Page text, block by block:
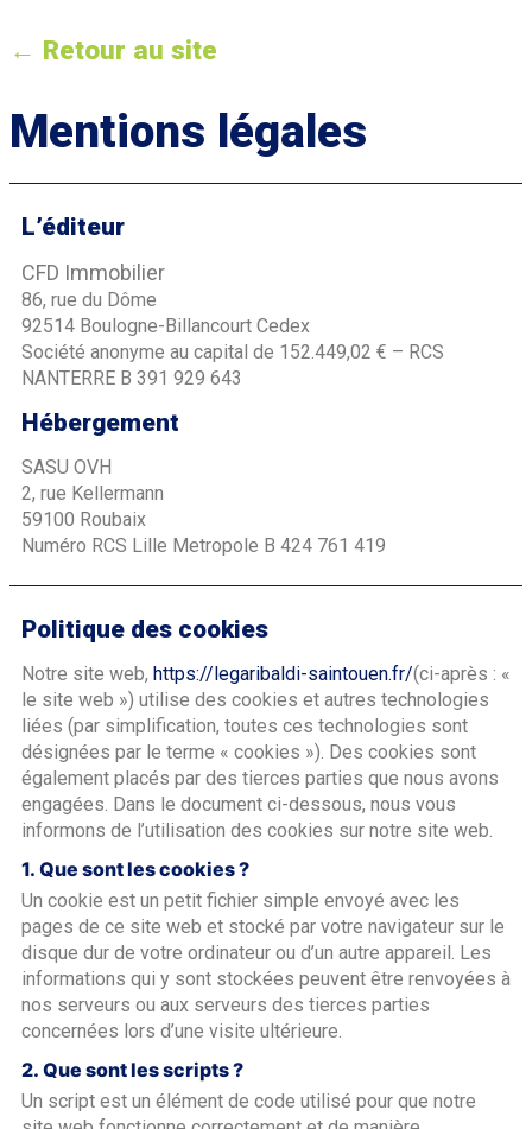
← Retour au site
Mentions légales
L’éditeur
CFD Immobilier
86, rue du Dôme
92514 Boulogne-Billancourt Cedex
Société anonyme au capital de 152.449,02 € – RCS
NANTERRE B 391 929 643
Hébergement
SASU OVH
2, rue Kellermann
59100 Roubaix
Numéro RCS Lille Metropole B 424 761 419
Politique des cookies
Notre site web, https://legaribaldi-saintouen.fr/(ci-après : «
le site web ») utilise des cookies et autres technologies
liées (par simplification, toutes ces technologies sont
désignées par le terme « cookies »). Des cookies sont
également placés par des tierces parties que nous avons
engagées. Dans le document ci-dessous, nous vous
informons de l’utilisation des cookies sur notre site web.
1. Que sont les cookies ?
Un cookie est un petit fichier simple envoyé avec les
pages de ce site web et stocké par votre navigateur sur le
disque dur de votre ordinateur ou d’un autre appareil. Les
informations qui y sont stockées peuvent être renvoyées à
nos serveurs ou aux serveurs des tierces parties
concernées lors d’une visite ultérieure.
2. Que sont les scripts ?
Un script est un élément de code utilisé pour que notre